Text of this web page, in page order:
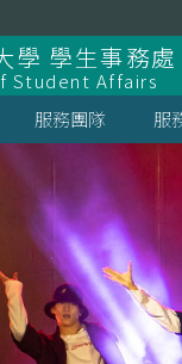
學 學生事務處
Student Affairs
服務團隊 服